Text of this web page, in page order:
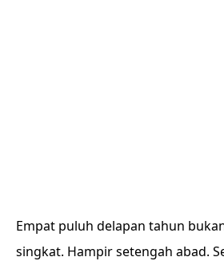
Empat puluh delapan tahun
singkat. Hampir setengah abad.